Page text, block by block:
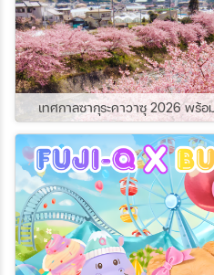
แอดแนะนำตร
ไม่มั่นใจ สา
ปรึกษาการว
Card หรือบั
จ่ายต่างประ
ให้พร้อมก่อ
ตรวจคนเข้า
ญี่ปุ่นได้อย่า
กลิสต์ก่อนบิ
นะคะ!
เทศกาลซากุระคาวาซุ 2026 พร้